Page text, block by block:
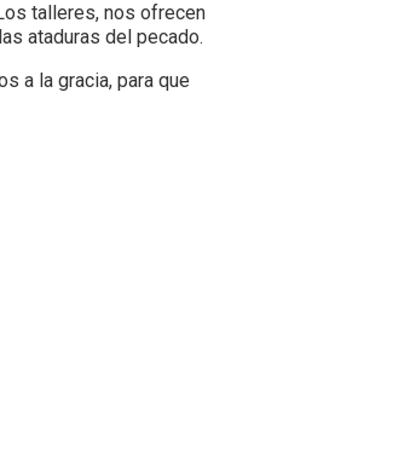
talleres, nos ofrecen
ataduras del pecado.
a la gracia, para que